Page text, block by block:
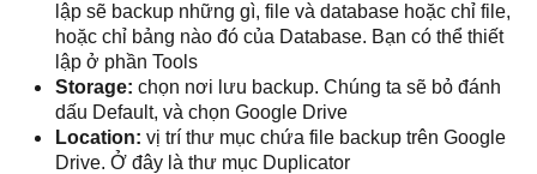
lập sẽ backup những gì, file và database hoặc chỉ file,
hoặc chỉ bảng nào đó của Database. Bạn có thể thiết
lập ở phần Tools
Storage: chọn nơi lưu backup. Chúng ta sẽ bỏ đánh
dấu Default, và chọn Google Drive
Location: vị trí thư mục chứa file backup trên Google
Drive. Ở đây là thư mục Duplicator